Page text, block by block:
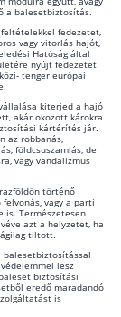
a balesetbiztosítás.
fedezetet,
vagy vitorlás hajót,
Hatóság által
nyújt fedezetet
tenger európai
kiterjed a hajó
akár okozott károkra
kártérítés jár.
az robbanás,
földcsuszamlás, de
vagy vandalizmus
történő
vagy a parti
is. Természetesen
azt a helyzetet, ha
tiltott.
balesetbiztosítással
lesz
biztosítási
eredő maradandó
is